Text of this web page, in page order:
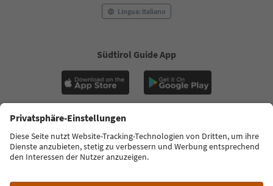
Lingua: Italiano
Südtirol Guide App
FAQ Contatti Press MICE
Privacy Policy
Termini e condizioni
Crediti
Cookie Policy